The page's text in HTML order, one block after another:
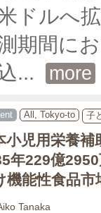
ドルへ
期間に
... more
All, Tokyo-to 子
小児用栄養
年229億
機能性食品市
Tanaka